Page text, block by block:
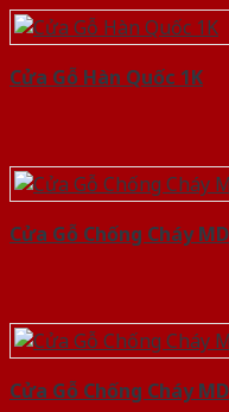
Cửa Gỗ Hàn Quốc 1K
Cửa Gỗ Chống Cháy
Cửa Gỗ Chống Cháy